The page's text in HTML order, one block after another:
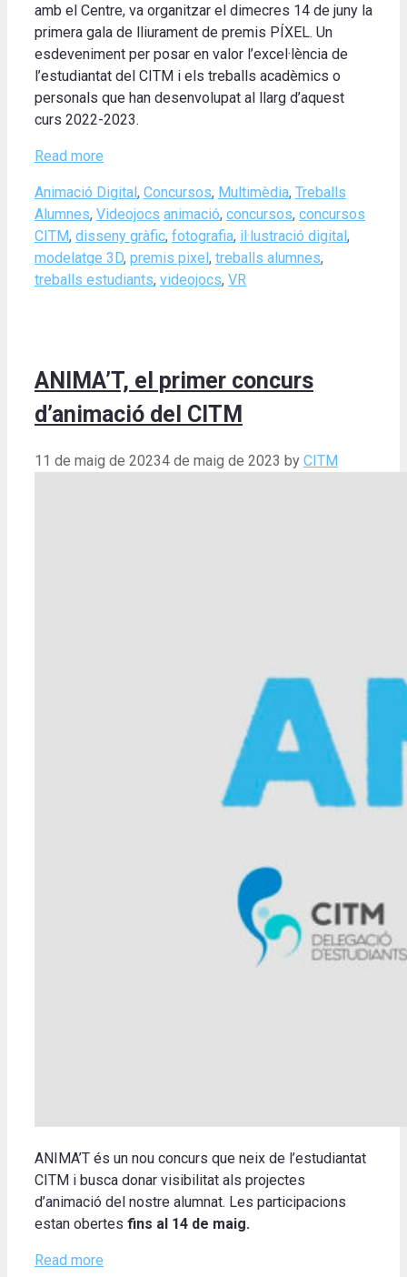
amb el Centre, va organitzar el dimecres 14 de juny la
primera gala de lliurament de premis PÍXEL. Un
esdeveniment per posar en valor l’excel·lència de
l’estudiantat del CITM i els treballs acadèmics o
personals que han desenvolupat al llarg d’aquest
curs 2022-2023.
Read more
Categories
Animació Digital, Concursos, Multimèdia, Treballs
Alumnes, Videojocs Tags
animació, concursos, concursos
CITM, disseny gràfic, fotografia, il·lustració digital,
modelatge 3D, premis pixel, treballs alumnes,
treballs estudiants, videojocs, VR
ANIMA’T, el primer concurs
d’animació del CITM
11 de maig de 20234 de maig de 2023 by CITM
ANIMA’T és un nou concurs que neix de l’estudiantat
CITM i busca donar visibilitat als projectes
d’animació del nostre alumnat. Les participacions
estan obertes fins al 14 de maig.
Read more